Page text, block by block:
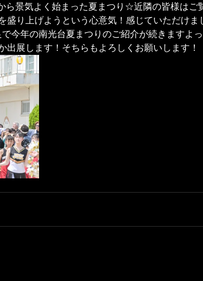
景気よく始まった夏まつり☆近隣の皆様はご
盛り上げようという心意気！感じていただけま
今年の南光台夏まつりのご紹介が続きますよ
出展します！そちらもよろしくお願いします！